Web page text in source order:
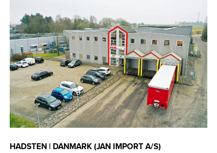
HADSTEN | DANMARK (JAN IMPORT A/S)